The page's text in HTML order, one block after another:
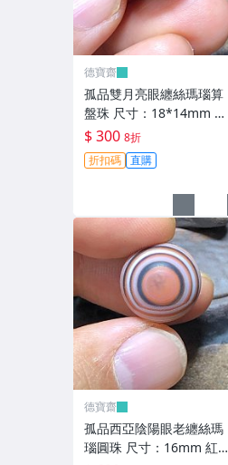
德寶齋
孤品雙月亮眼纏絲瑪瑙算
盤珠 尺寸：18*14mm 一
面居中月亮眼，超神奇，
高瓷料 天珠 瑪瑙 古玩 二
手【德寶齋】6345
$ 300 8折
折扣碼 直購
德寶齋
孤品西亞陰陽眼老纏絲瑪
瑙圓珠 尺寸：16mm 紅彤